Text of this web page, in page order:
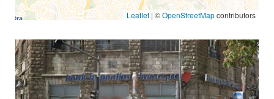
Leaflet | ©OpenStreetMapcontributors